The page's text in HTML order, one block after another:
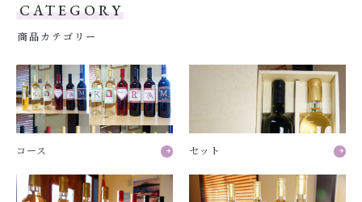
CATEGORY
商品カテゴリー
コース セット